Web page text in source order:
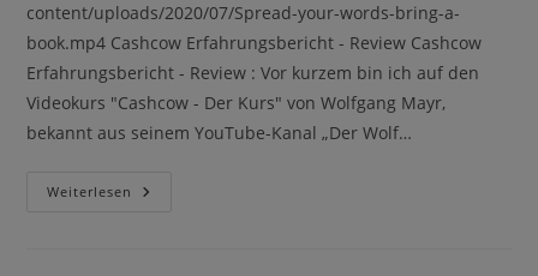
content/uploads/2020/07/Spread-your-words-bring-a-
book.mp4 Cashcow Erfahrungsbericht - Review Cashcow
Erfahrungsbericht - Review : Vor kurzem bin ich auf den
Videokurs "Cashcow - Der Kurs" von Wolfgang Mayr,
bekannt aus seinem YouTube-Kanal „Der Wolf…
Weiterlesen Cashcow